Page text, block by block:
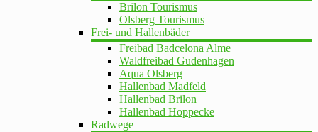
Brilon Tourismus
Olsberg Tourismus
Frei- und Hallenbäder
Freibad Badcelona Alme
Waldfreibad Gudenhagen
Aqua Olsberg
Hallenbad Madfeld
Hallenbad Brilon
Hallenbad Hoppecke
Radwege